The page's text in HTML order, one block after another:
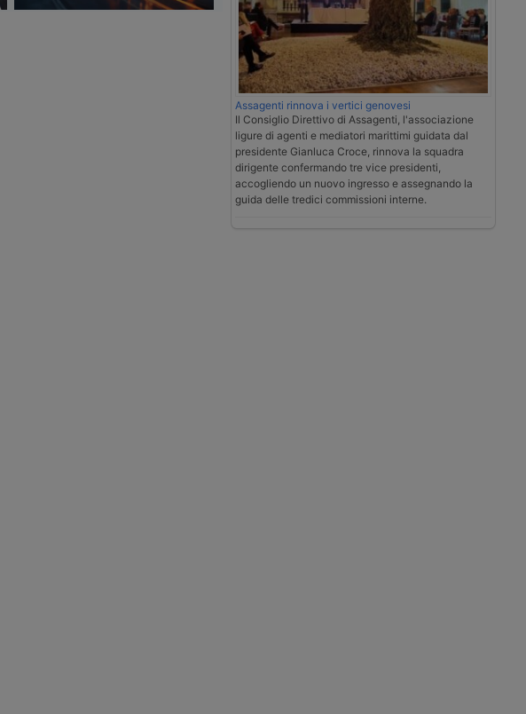
Assagenti rinnova i vertici genovesi
Il Consiglio Direttivo di Assagenti, l'associazione
ligure di agenti e mediatori marittimi guidata dal
presidente Gianluca Croce, rinnova la squadra
dirigente confermando tre vice presidenti,
accogliendo un nuovo ingresso e assegnando la
guida delle tredici commissioni interne.